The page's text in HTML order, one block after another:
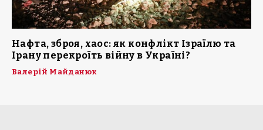
Нафта, зброя, хаос: як конфлікт Ізраїлю та
Ірану перекроїть війну в Україні?
Валерій Майданюк